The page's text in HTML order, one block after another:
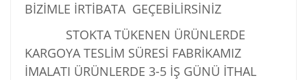
BİZİMLE İRTİBATA GEÇEBİLİRSİNİZ
STOKTA TÜKENEN ÜRÜNLERDE
KARGOYA TESLİM SÜRESİ FABRİKAMIZ
İMALATI ÜRÜNLERDE 3-5 İŞ GÜNÜ İTHAL